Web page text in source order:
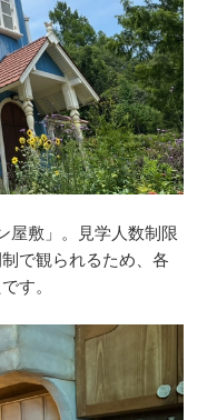
屋敷」。見学人数制限
で観られるため、各
す。